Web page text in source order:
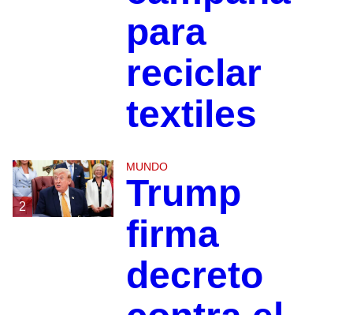
para
reciclar
textiles
2
MUNDO
Trump
firma
decreto